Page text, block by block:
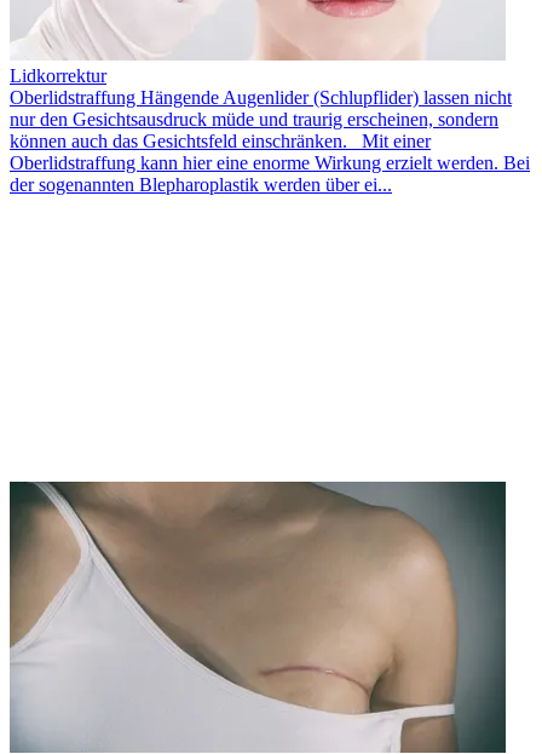
Lidkorrektur
Oberlidstraffung Hängende Augenlider (Schlupflider) lassen nicht
nur den Gesichtsausdruck müde und traurig erscheinen, sondern
können auch das Gesichtsfeld einschränken. Mit einer
Oberlidstraffung kann hier eine enorme Wirkung erzielt werden. Bei
der sogenannten Blepharoplastik werden über ei...